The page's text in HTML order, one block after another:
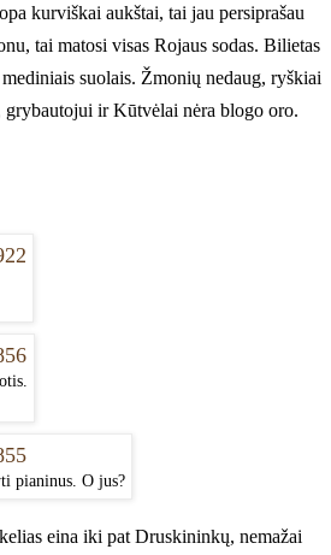
kurviškai aukštai, tai jau persiprašau
tai matosi visas Rojaus sodas. Bilietas
suolais. Žmonių nedaug, ryškiai
ir Kūtvėlai nėra blogo oro.
pianinus. O jus?
eina iki pat Druskininkų, nemažai